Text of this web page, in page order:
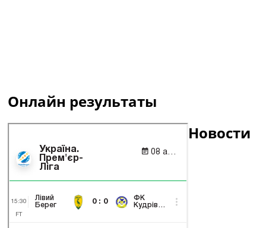
Онлайн результаты
Новости